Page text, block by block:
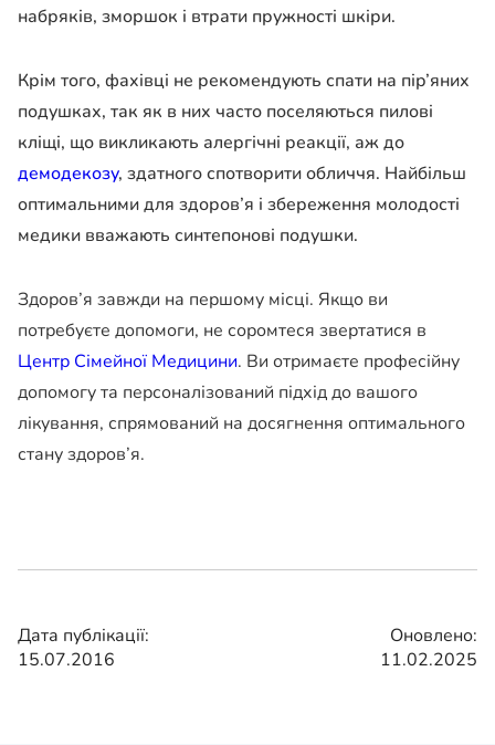
набряків, зморшок і втрати пружності шкіри.
Крім того, фахівці не рекомендують спати на пір’яних
подушках, так як в них часто поселяються пилові
кліщі, що викликають алергічні реакції, аж до
демодекозу, здатного спотворити обличчя. Найбільш
оптимальними для здоров’я і збереження молодості
медики вважають синтепонові подушки.
Здоров’я завжди на першому місці. Якщо ви
потребуєте допомоги, не соромтеся звертатися в
Центр Сімейної Медицини. Ви отримаєте професійну
допомогу та персоналізований підхід до вашого
лікування, спрямований на досягнення оптимального
стану здоров’я.
Дата публікації:
15.07.2016
Оновлено:
11.02.2025